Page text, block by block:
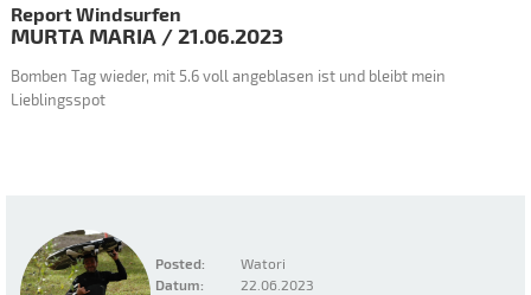
Posted:
Watori
Datum:
22.06.2023
Report Windsurfen
MURTA MARIA /21.06.2023
Bomben Tag wieder, mit 5.6 voll angeblasen ist und bleibt mein
Lieblingsspot